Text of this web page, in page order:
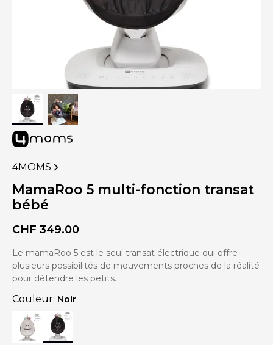
VOIR
PLUS
DE
PRODUITS
4MOMS
MamaRoo 5 multi-fonction transat
bébé
CHF 349.00
Le mamaRoo 5 est le seul transat électrique qui offre
plusieurs possibilités de mouvements proches de la réalité
pour détendre les petits.
Couleur: Noir